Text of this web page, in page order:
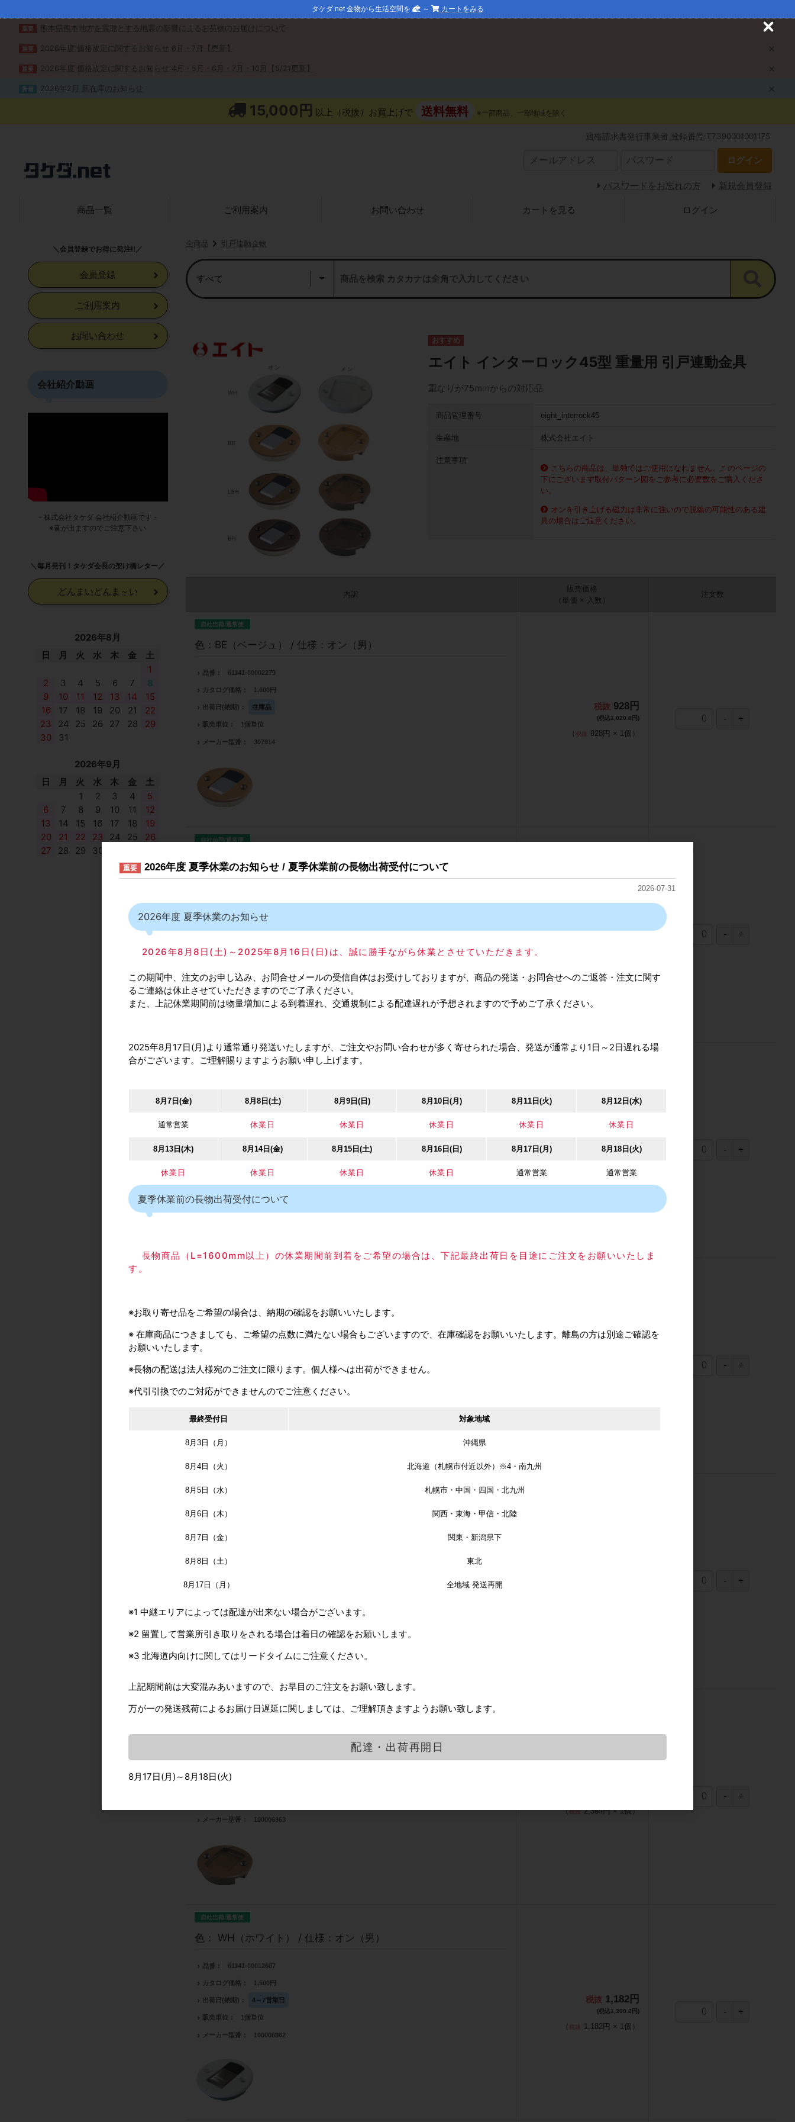
重要 熊本県熊本地方を震源とする地震の影響によるお荷物のお届けについて
重要 2026年度 価格改定に関するお知らせ 6月・7月【更新】
重要 2026年度 価格改定に関するお知らせ 4月・5月・6月・7月・10月【5/21更新】
新着 2026年2月 新在庫のお知らせ
タケダ.net 金物から生活空間を ～ カートをみる
15,000円 以上（税抜）お買上げで 送料無料 ※一部商品、一部地域を除く
適格請求書発行事業者 登録番号:T7390001001175
ログイン
パスワードをお忘れの方 新規会員登録
商品一覧 ご利用案内 お問い合わせ カートを見る ログイン
全商品 引戸連動金物
エイト インターロック45型 重量用 引戸連動金具
重なりが75mmからの対応品
商品管理番号 eight_interrock45
生産地 株式会社エイト
注意事項
こちらの商品は、単独ではご使用になれません。このページの
下にございます取付パターン図をご参考に必要数をご購入くださ
い。
オンを引き上げる磁力は非常に強いので脱線の可能性のある建
具の場合はご注意ください。
内訳
販売価格
（単価 × 入数）
注文数
自社出荷/通常便
色：BE（ベージュ） / 仕様：オン（男）
品番 61141-00002279
カタログ価格 1,600円
出荷日(納期) 在庫品
販売単位 1個単位
メーカー型番 307914
928円
(税込1,020.8円)
（ 928円 × 1個 ）
自社出荷/通常便
色：BE（ベージュ） / 仕様：メン（女）
カタログ価格 3,200円
出荷日(納期) 在庫品
メーカー型番 307915
自社出荷/通常便
61141-00012686
1,600円
308467
(税込1,020.8円)
品番 61141-00012689
カタログ価格 3,200円
販売単位 1個単位
メーカー型番 308468
自社出荷/通常便
品番
販売単位
メーカー型番 100006963
（ 2,364円×1個）
自社出荷/通常便
色： WH（ホワイト） / 仕様：オン（男）
品番 61141-00012687
カタログ価格 1,500円
出荷日(納期) 4～7営業日
販売単位 1個単位
メーカー型番 100006962
1,182円
(税込1,300.2円)
（ 1,182円 × 1個 ）
＼会員登録でお得に発注!!／
会員登録
ご利用案内
お問い合わせ
会社紹介動画
- 株式会社タケダ 会社紹介動画です -
※音が出ますのでご注意下さい
＼毎月発刊！タケダ会長の架け橋レター／
どんまいどんま～い
2026年8月
日
月 火 水 木 金
土
1
2
3 4 5 6 7
8
9
10 11 12 13 14
15
16
17 18 19 20 21
22
23
24 25 26 27 28
29
30
31
2026年9月
日
月 火 水 木 金
土
1
2 3 4
5
6
7 8 9 10 11
12
13
14 15 16 17 18
19
20
21 22 23 24 25
26
27
28 29 30
重要 2026年度 夏季休業のお知らせ / 夏季休業前の長物出荷受付について
2026-07-31
2026年度 夏季休業のお知らせ
2026年8月8日(土)～2025年8月16日(日)は、誠に勝手ながら休業とさせていただきます。
この期間中、注文のお申し込み、お問合せメールの受信自体はお受けしておりますが、商品の発送・お問合せへのご返答・注文に関す
るご連絡は休止させていただきますのでご了承ください。
また、上記休業期間前は物量増加による到着遅れ、交通規制による配達遅れが予想されますので予めご了承ください。
2025年8月17日(月)より通常通り発送いたしますが、ご注文やお問い合わせが多く寄せられた場合、発送が通常より1日～2日遅れる場
合がございます。ご理解賜りますようお願い申し上げます。
8月7日(金) 8月8日(土) 8月9日(日) 8月10日(月) 8月11日(火) 8月12日(水)
通常営業 休業日 休業日 休業日 休業日 休業日
8月13日(木) 8月14日(金) 8月15日(土) 8月16日(日) 8月17日(月) 8月18日(火)
休業日 休業日 休業日 休業日 通常営業 通常営業
夏季休業前の長物出荷受付について
長物商品（L=1600mm以上）の休業期間前到着をご希望の場合は、下記最終出荷日を目途にご注文をお願いいたしま
す。
※お取り寄せ品をご希望の場合は、納期の確認をお願いいたします。
※ 在庫商品につきましても、ご希望の点数に満たない場合もございますので、在庫確認をお願いいたします。離島の方は別途ご確認を
お願いいたします。
※長物の配送は法人様宛のご注文に限ります。個人様へは出荷ができません。
※代引引換でのご対応ができませんのでご注意ください。
最終受付日 対象地域
8月3日（月） 沖縄県
8月4日（火） 北海道（札幌市付近以外）※4・南九州
8月5日（水） 札幌市・中国・四国・北九州
8月6日（木） 関西・東海・甲信・北陸
8月7日（金） 関東・新潟県下
8月8日（土） 東北
8月17日（月） 全地域 発送再開
※1 中継エリアによっては配達が出来ない場合がございます。
※2 留置して営業所引き取りをされる場合は着日の確認をお願いします。
※3 北海道内向けに関してはリードタイムにご注意ください。
上記期間前は大変混みあいますので、お早目のご注文をお願い致します。
万が一の発送残荷によるお届け日遅延に関しましては、ご理解頂きますようお願い致します。
配達・出荷再開日
8月17日(月)～8月18日(火)
C
o
e